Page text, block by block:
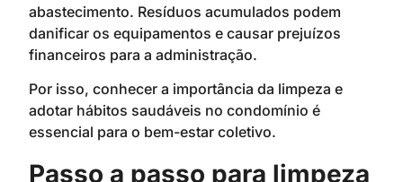
abastecimento. Resíduos acumulados podem
danificar os equipamentos e causar prejuízos
financeiros para a administração.
Por isso, conhecer a importância da limpeza e
adotar hábitos saudáveis no condomínio é
essencial para o bem-estar coletivo.
Passo a passo para limpeza